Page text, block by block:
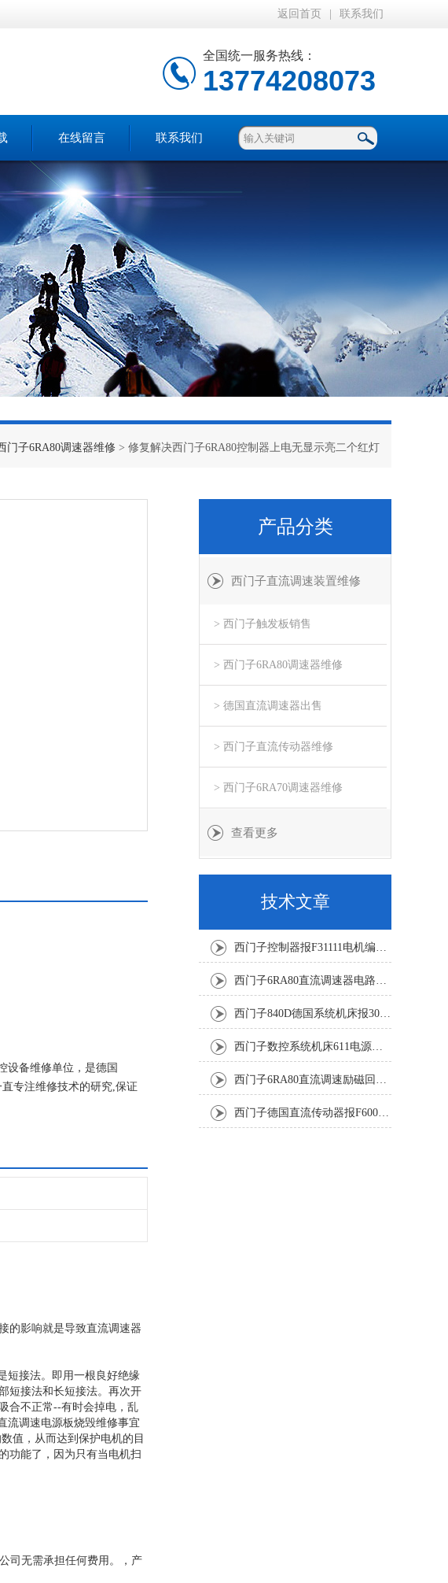
返回首页 联系我们
全国统一服务热线：
13774208073
在线留言 联系我们
门子6RA80调速器维修 > 修复解决西门子6RA80控制器上电无显示亮二个红灯
设备维修单位，是德国
专注维修技术的研究,保证
的影响就是导致直流调速器
短接法。即用一根良好绝缘
短接法和长短接法。再次开
合不正常--有时会掉电，乱
流调速电源板烧毁维修事宜
值，从而达到保护电机的目
功能了，因为只有当电机扫
司无需承担任何费用。，产
产品分类
西门子直流调速装置维修
> 西门子触发板销售
> 西门子6RA80调速器维修
> 德国直流调速器出售
> 西门子直流传动器维修
> 西门子6RA70调速器维修
查看更多
技术文章
西门子控制器报F31111电机编码器坏修复解决
西门子6RA80直流调速器电路板坏销售修理单位
西门子840D德国系统机床报300501修复解决
西门子数控系统机床611电源模块灯不显示修复解决
西门子6RA80直流调速励磁回路坏报F60005修复排除
西门子德国直流传动器报F60067高温报警修复排除方法